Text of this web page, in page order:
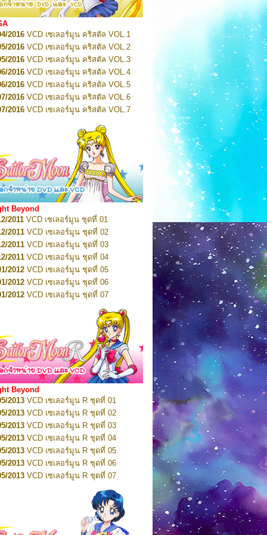
Pretty Guardian Sailor Moon Eternal
2
Pretty Guardian Sailor Moon Eternal
3
Pretty Guardian Sailor Moon Eternal
4
Pretty Guardian Sailor Moon Eternal
5
Pretty Guardian Sailor Moon Eternal
6
Pretty Guardian Sailor Moon Eternal
7
Pretty Guardian Sailor Moon Eternal
Pretty Guardian Sailor Moon Eternal
Pretty Guardian Sailor Moon Eternal
10
2026Code Name: Sailor V 1
2026Code Name: Sailor V 2
2016 VCD เซเลอร์มูน คริสตัล VOL.1
2016 VCD เซเลอร์มูน คริสตัล VOL.2
2016 VCD เซเลอร์มูน คริสตัล VOL.3
2016 VCD เซเลอร์มูน คริสตัล VOL.4
2016 VCD เซเลอร์มูน คริสตัล VOL.5
2016 VCD เซเลอร์มูน คริสตัล VOL.6
2016 VCD เซเลอร์มูน คริสตัล VOL.7
VCD เซเลอร์มูน คริสตัล VOL.9
VCD เซเลอร์มูน คริสตัล VOL.10
2016
VCD เซเลอร์มูน คริสตัล VOL.11
2016VCD เซเลอร์มูน คริสตัล VOL.12
2016VCD เซเลอร์มูน คริสตัล VOL.13
2016 DVD เซเลอร์มูน คริสตัล VOL.1
2016DVD เซเลอร์มูน คริสตัล VOL.2
2016 DVD เซเลอร์มูน คริสตัล VOL.3
2016 DVD เซเลอร์มูน คริสตัล VOL.4
2016 DVD เซเลอร์มูน คริสตัล VOL.5
2016 DVD เซเลอร์มูน คริสตัล VOL.6
2016DVD เซเลอร์มูน คริสตัล VOL.7
2016DVD เซเลอร์มูน คริสตัล VOL.8
2017 DVD เซเลอร์มูน คริสตัล Box-Set
Beyond
2011 VCD เซเลอร์มูน ชุดที่ 01
2011 VCD เซเลอร์มูน ชุดที่ 02
2011 VCD เซเลอร์มูน ชุดที่ 03
2011 VCD เซเลอร์มูน ชุดที่ 04
2012 VCD เซเลอร์มูน ชุดที่ 05
2012 VCD เซเลอร์มูน ชุดที่ 06
2012 VCD เซเลอร์มูน ชุดที่ 07
VCD เซเลอร์มูน ชุดที่ 08
VCD เซเลอร์มูน ชุดที่ 09
VCD เซเลอร์มูน ชุดที่ 10
2012VCD เซเลอร์มูน ชุดที่ 11
2012VCD เซเลอร์มูน ชุดที่ 12
2012VCD เซเลอร์มูน ชุดที่ 13
2012VCD เซเลอร์มูน ชุดที่ 14
2012 VCD เซเลอร์มูน ชุดที่ 15
VCD เซเลอร์มูน ชุดที่ 16
VCD เซเลอร์มูน ชุดที่ 17
VCD เซเลอร์มูน ชุดที่ 18
VCD เซเลอร์มูน ชุดที่ 19
VCD เซเลอร์มูน ชุดที่ 20
VCD เซเลอร์มูน ชุดที่ 21
VCD เซเลอร์มูน ชุดที่ 22
VCD เซเลอร์มูน ชุดที่ 23
DVD เซเลอร์มูน ชุดที่ 01
DVD เซเลอร์มูน ชุดที่ 02
2012 DVD เซเลอร์มูน ชุดที่ 03
Beyond
2013 VCD เซเลอร์มูน R ชุดที่ 01
2013 VCD เซเลอร์มูน R ชุดที่ 02
2013 VCD เซเลอร์มูน R ชุดที่ 03
2013 VCD เซเลอร์มูน R ชุดที่ 04
2013 VCD เซเลอร์มูน R ชุดที่ 05
2013 VCD เซเลอร์มูน R ชุดที่ 06
2013 VCD เซเลอร์มูน R ชุดที่ 07
VCD เซเลอร์มูน R ชุดที่ 08
VCD เซเลอร์มูน R ชุดที่ 09
VCD เซเลอร์มูน R ชุดที่ 10
2013
VCD เซเลอร์มูน R ชุดที่ 11